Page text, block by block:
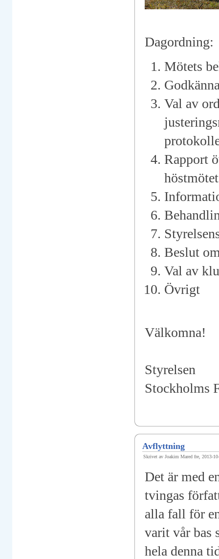
Dagordning:
Mötets
Val av
Rapport
Beslut
Val av
Övrigt
Välkomna!
Styrelsen
Stockholms
Avflyttning
Skrivet av Joakim Mared fre, 2013-
Det är med
tvingas
alla fall för
varit vår bas
hela denna